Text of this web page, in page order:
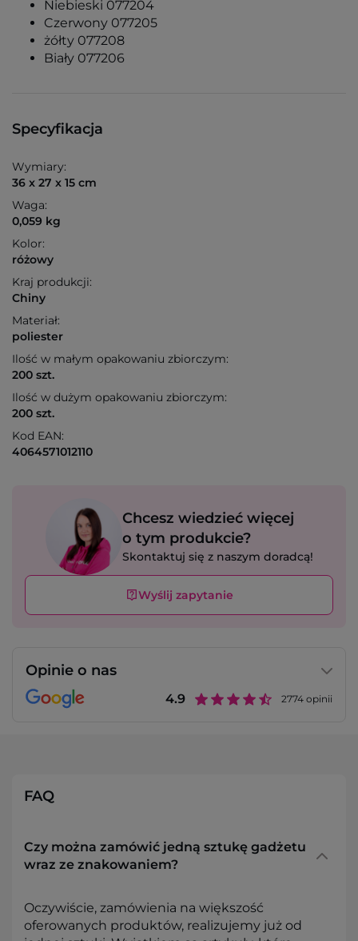
Niebieski 077204
Czerwony 077205
żółty 077208
Biały 077206
Specyfikacja
Wymiary:
36 x 27 x 15 cm
Waga:
0,059 kg
Kolor:
różowy
Kraj produkcji:
Chiny
Materiał:
poliester
Ilość w małym opakowaniu zbiorczym:
200 szt.
Ilość w dużym opakowaniu zbiorczym:
200 szt.
Kod EAN:
4064571012110
Chcesz wiedzieć więcej
o tym produkcie?
Skontaktuj się z naszym doradcą!
Wyślij zapytanie
Opinie o nas
4.9 2774 opinii
FAQ
Czy można zamówić jedną sztukę gadżetu
wraz ze znakowaniem?
Oczywiście, zamówienia na większość
oferowanych produktów, realizujemy już od